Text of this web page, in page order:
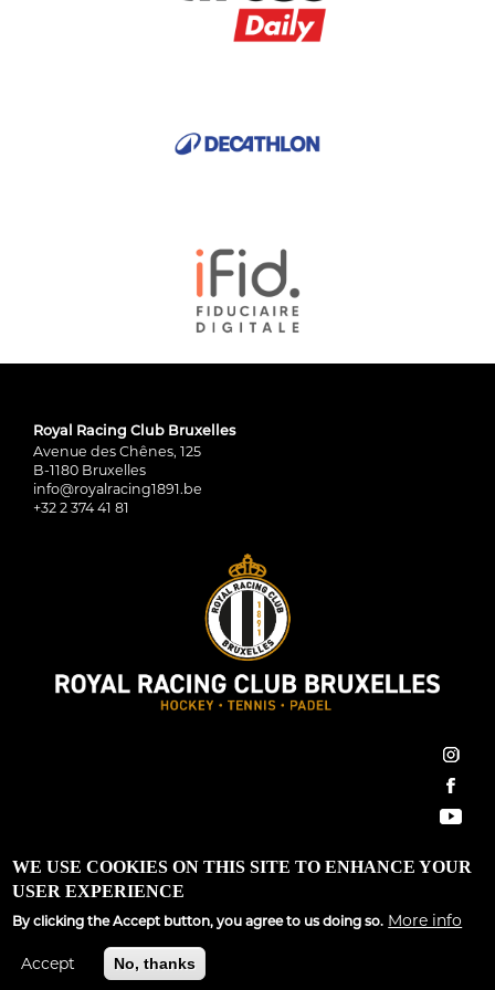
Royal Racing Club Bruxelles
Avenue des Chênes, 125
B-1180 Bruxelles
info@royalracing1891.be
+32 2 374 41 81
Royal Racing Club Bruxelles ©2022 All Rights Reserved
Conditions générales|
Site développé parSpargo Communications
WE USE COOKIES ON THIS SITE TO ENHANCE YOUR
USER EXPERIENCE
By clicking the Accept button, you agree to us doing so. More info
Accept No, thanks